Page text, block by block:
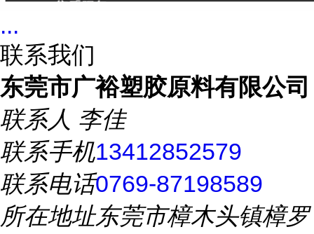
...
联系我们
东莞市广裕塑胶原料有限公司
联系人 李佳
联系手机13412852579
联系电话0769-87198589
所在地址东莞市樟木头镇樟罗